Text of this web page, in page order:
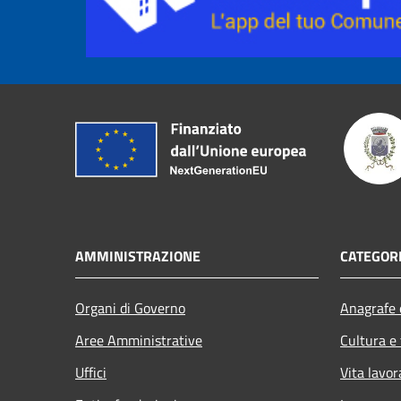
AMMINISTRAZIONE
Organi di Governo
Aree Amministrative
Uffici
Cultura
Vita